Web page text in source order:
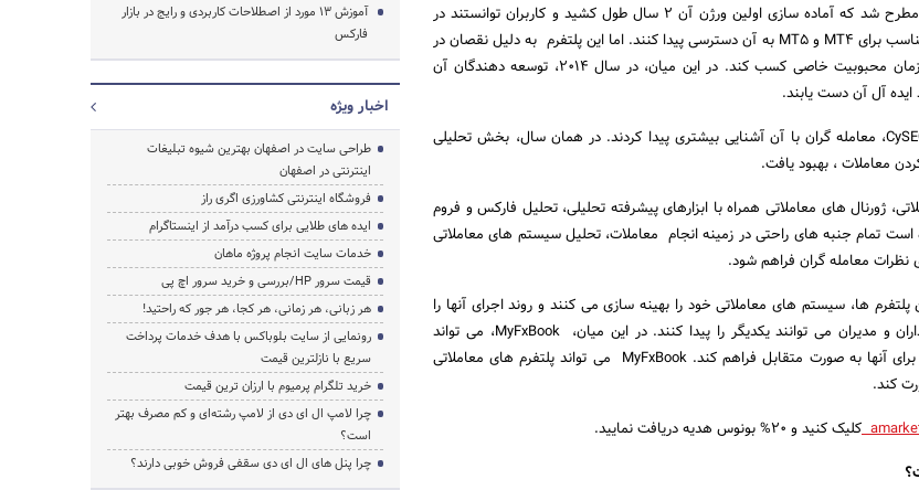
جستجو
ایده توسعه این پلتفرم در سال 2007 مطرح شد که آماده سازی اولین ورژن آن 2 سال طول کشید و کاربران توانستند در
سال 2009 به عنوان یک ابزار تحلیلی مناسب برای MT4 و MT5 به آن دسترسی پیدا کنند. اما این پلتفرم به دلیل نقصان در
عملکرد و ایده اصلی، نتوانست در آن زمان محبوبیت خاصی کسب کند. در این میان، در سال 2014، توسعه دهندگان آن
ایده آل آن دست یابند.
پس از دریافت مجوز (پشتیبانی) از CySEC، معامله گران با آن آشنایی بیشتری پیدا کردند. در همان سال، بخش تحلیلی
ژورنال های معاملاتی همراه با ابزارهای پیشرفته تحلیلی، تحلیل فارکس و فروم
تمام جنبه های راحتی در زمینه انجام معاملات، تحلیل سیستم های معاملاتی
معامله گران فراهم شود.
پلتفرم ها، سیستم های معاملاتی خود را بهینه سازی می کنند و روند اجرای آنها را
پیگیری می کنند. همچنین سرمایه گذاران و مدیران می توانند یکدیگر را پیدا کنند. در این میان، MyFxBook، می تواند
شفافیت، امنیت و تضمینی مناسب را برای آنها به صورت متقابل فراهم کند. MyFxBook می تواند پلتفرم های معاملاتی
کلیک کنید و 20% بونوس هدیه دریافت نمایید.
آموزش 13 مورد از اصطلاحات کاربردی و رایج در بازار
فارکس
اخبار ویژه
طراحی سایت در اصفهان بهترین شیوه تبلیغات
اینترنتی در اصفهان
فروشگاه اینترنتی کشاورزی اگری راز
ایده های طلایی برای کسب درآمد از اینستاگرام
خدمات سایت انجام پروژه ماهان
قیمت سرور HP/بررسی و خرید سرور اچ پی
هر زبانی، هر زمانی، هر کجا، هر جور که راحتید!
رونمایی از سایت بلوباکس با هدف خدمات پرداخت
سریع با نازلترین قیمت
خرید تلگرام پرمیوم با ارزان ترین قیمت
چرا لامپ ال ای دی از لامپ رشته‌ای و کم مصرف بهتر
است؟
چرا پنل های ال ای دی سقفی فروش خوبی دارند؟